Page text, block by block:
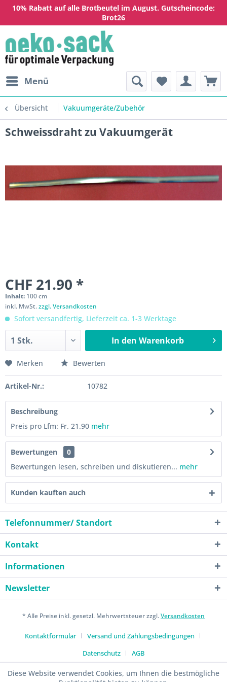
10% Rabatt auf alle Brotbeutel im August. Gutscheincode:
Brot26
Menü
Übersicht Vakuumgeräte/Zubehör
Schweissdraht zu Vakuumgerät
CHF 21.90 *
Inhalt: 100 cm
inkl. MwSt.zzgl. Versandkosten
Sofort versandfertig, Lieferzeit ca. 1-3 Werktage
In den Warenkorb
Merken Bewerten
Artikel-Nr.: 10782
Beschreibung
Preis pro Lfm: Fr. 21.90 mehr
Bewertungen
0
Bewertungen lesen, schreiben und diskutieren... mehr
Kunden kauften auch
Telefonnummer/ Standort
Kontakt
Informationen
Newsletter
* Alle Preise inkl. gesetzl. Mehrwertsteuer zzgl.Versandkosten
Kontaktformular
Versand und Zahlungsbedingungen
Datenschutz
AGB
Diese Website verwendet Cookies, um Ihnen die bestmögliche